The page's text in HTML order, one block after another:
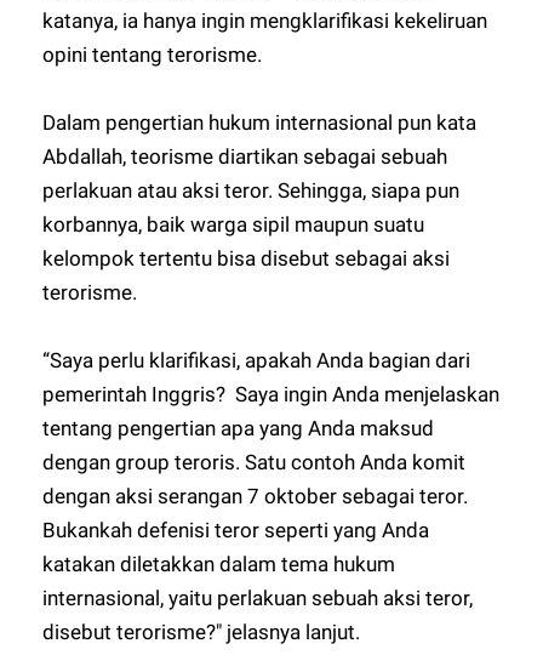
katanya, ia hanya ingin mengklarifikasi kekeliruan
opini tentang terorisme.
Dalam pengertian hukum internasional pun kata
Abdallah, teorisme diartikan sebagai sebuah
perlakuan atau aksi teror. Sehingga, siapa pun
korbannya, baik warga sipil maupun suatu
kelompok tertentu bisa disebut sebagai aksi
terorisme.
“Saya perlu klarifikasi, apakah Anda bagian dari
pemerintah Inggris? Saya ingin Anda menjelaskan
tentang pengertian apa yang Anda maksud
dengan group teroris. Satu contoh Anda komit
dengan aksi serangan 7 oktober sebagai teror.
Bukankah defenisi teror seperti yang Anda
katakan diletakkan dalam tema hukum
internasional, yaitu perlakuan sebuah aksi teror,
disebut terorisme?" jelasnya lanjut.